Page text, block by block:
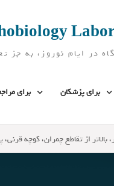
برای پزشکان برای
بالاتر از تقاطع چمران، کوچه قرنی،